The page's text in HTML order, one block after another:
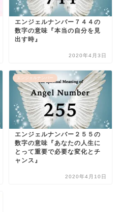
エンジェルナンバー７４４の
数字の意味『本当の自分を見
出す時』
2020年4月3日
エンジェルナンバー
エンジェルナンバー２５５の
数字の意味『あなたの人生に
とって重要で必要な変化とチ
ャンス』
2020年4月10日